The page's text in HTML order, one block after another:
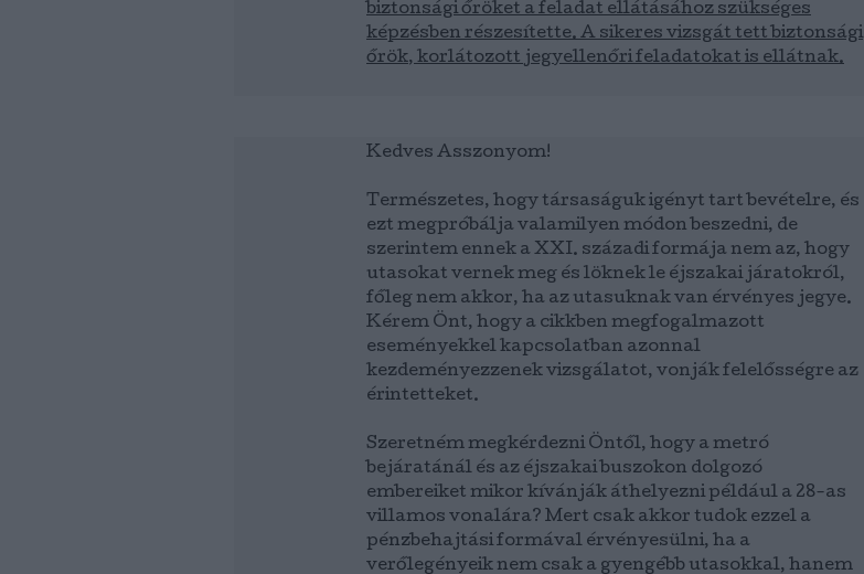
biztonsági őröket a feladat ellátásához szükséges
képzésben részesítette. A sikeres vizsgát tett biztonsági
őrök, korlátozott jegyellenőri feladatokat is ellátnak.
Kedves Asszonyom!
Természetes, hogy társaságuk igényt tart bevételre, és
ezt megpróbálja valamilyen módon beszedni, de
szerintem ennek a XXI. századi formája nem az, hogy
utasokat vernek meg és löknek le éjszakai járatokról,
főleg nem akkor, ha az utasuknak van érvényes jegye.
Kérem Önt, hogy a cikkben megfogalmazott
eseményekkel kapcsolatban azonnal
kezdeményezzenek vizsgálatot, vonják felelősségre az
érintetteket.
Szeretném megkérdezni Öntől, hogy a metró
bejáratánál és az éjszakai buszokon dolgozó
embereiket mikor kívánják áthelyezni például a 28-as
villamos vonalára? Mert csak akkor tudok ezzel a
pénzbehajtási formával érvényesülni, ha a
verőlegényeik nem csak a gyengébb utasokkal, hanem